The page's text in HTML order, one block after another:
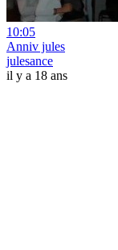
10:05
Anniv jules
julesance
il y a 18 ans